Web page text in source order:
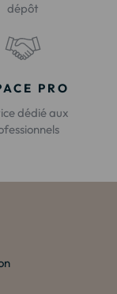
dépôt
PRO
dédié aux